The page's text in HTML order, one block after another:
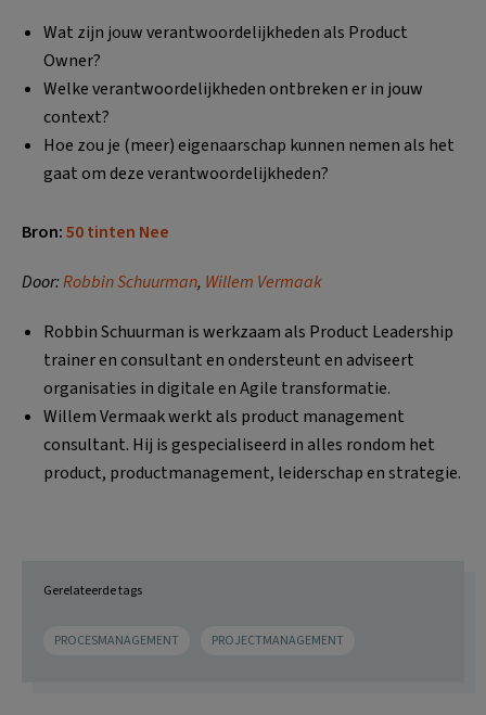
Wat zijn jouw verantwoordelijkheden als Product
Owner?
Welke verantwoordelijkheden ontbreken er in jouw
context?
Hoe zou je (meer) eigenaarschap kunnen nemen als het
gaat om deze verantwoordelijkheden?
Bron:50 tinten Nee
Door:Robbin Schuurman, Willem Vermaak
Robbin Schuurman is werkzaam als Product Leadership
trainer en consultant en ondersteunt en adviseert
organisaties in digitale en Agile transformatie.
Willem Vermaak werkt als product management
consultant. Hij is gespecialiseerd in alles rondom het
product, productmanagement, leiderschap en strategie.
Gerelateerde tags
PROCESMANAGEMENT PROJECTMANAGEMENT